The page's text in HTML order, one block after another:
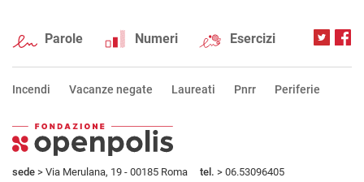
Parole Numeri Esercizi
Incendi Vacanze negate Laureati Pnrr Periferie
sede > Via Merulana, 19 - 00185 Roma tel. > 06.53096405